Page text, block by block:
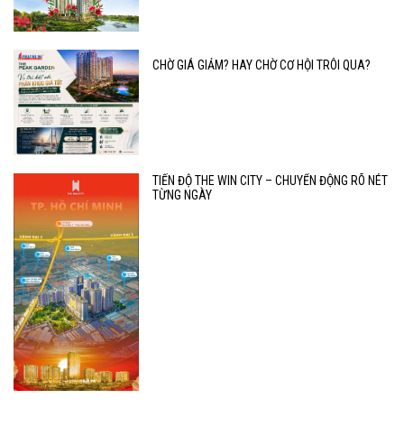
CHỜ GIÁ GIẢM? HAY CHỜ CƠ HỘI TRÔI QUA?
TIẾN ĐỘ THE WIN CITY – CHUYỂN ĐỘNG RÕ NÉT
TỪNG NGÀY